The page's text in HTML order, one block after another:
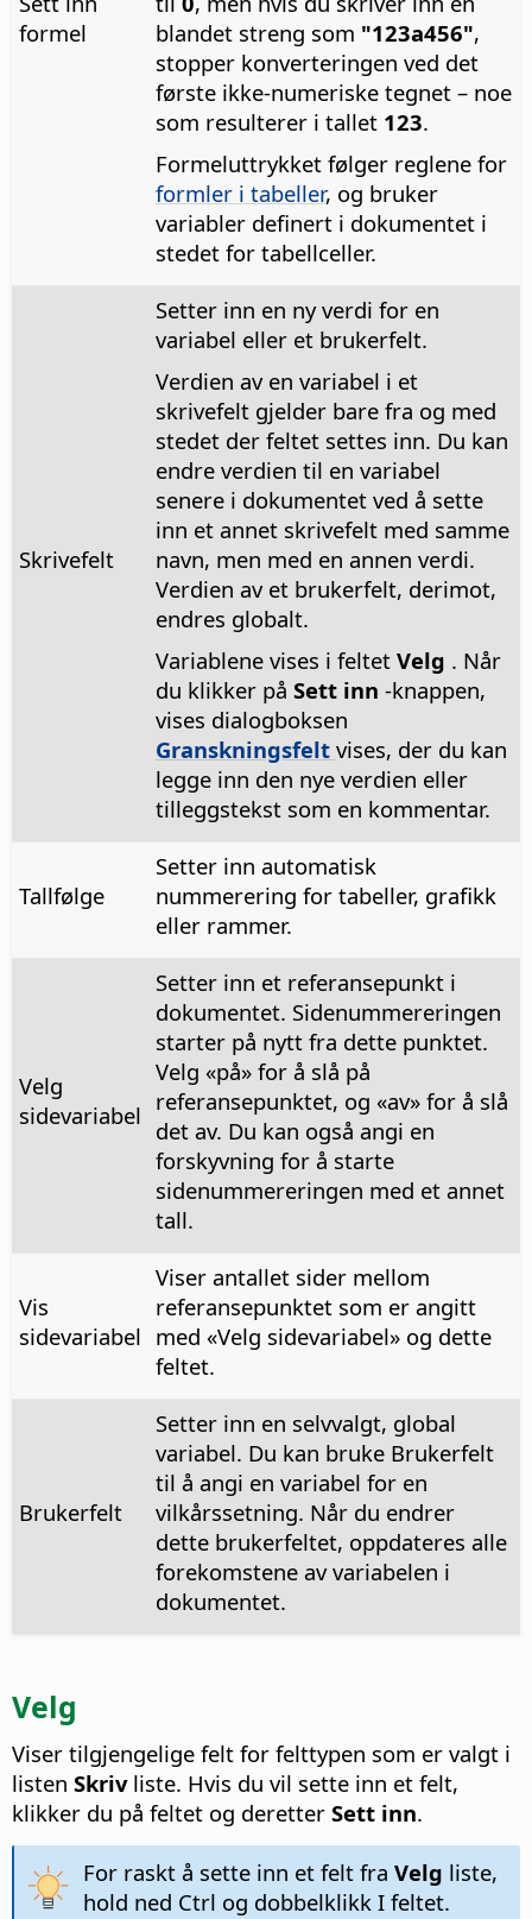
formel
blandet streng som "123a456",
stopper konverteringen ved det
første ikke-numeriske tegnet – noe
som resulterer i tallet 123.
Formeluttrykket følger reglene for
formler i tabeller, og bruker
variabler definert i dokumentet i
stedet for tabellceller.
Skrivefelt
Setter inn en ny verdi for en
variabel eller et brukerfelt.
Verdien av en variabel i et
skrivefelt gjelder bare fra og med
stedet der feltet settes inn. Du kan
endre verdien til en variabel
senere i dokumentet ved å sette
inn et annet skrivefelt med samme
navn, men med en annen verdi.
Verdien av et brukerfelt, derimot,
endres globalt.
Variablene vises i feltet Velg . Når
du klikker på Sett inn -knappen,
vises dialogboksen
Granskningsfelt vises, der du kan
legge inn den nye verdien eller
tilleggstekst som en kommentar.
Tallfølge
Setter inn automatisk
nummerering for tabeller, grafikk
eller rammer.
Velg
sidevariabel
Setter inn et referansepunkt i
dokumentet. Sidenummereringen
starter på nytt fra dette punktet.
Velg «på» for å slå på
referansepunktet, og «av» for å slå
det av. Du kan også angi en
forskyvning for å starte
sidenummereringen med et annet
tall.
Vis
sidevariabel
Viser antallet sider mellom
referansepunktet som er angitt
med «Velg sidevariabel» og dette
feltet.
Brukerfelt
Setter inn en selvvalgt, global
variabel. Du kan bruke Brukerfelt
til å angi en variabel for en
vilkårssetning. Når du endrer
dette brukerfeltet, oppdateres alle
forekomstene av variabelen i
dokumentet.
Velg
Viser tilgjengelige felt for felttypen som er valgt i
listen Skriv liste. Hvis du vil sette inn et felt,
klikker du på feltet og deretter Sett inn.
For raskt å sette inn et felt fra Velg liste,
hold ned Ctrl og dobbelklikk I feltet.